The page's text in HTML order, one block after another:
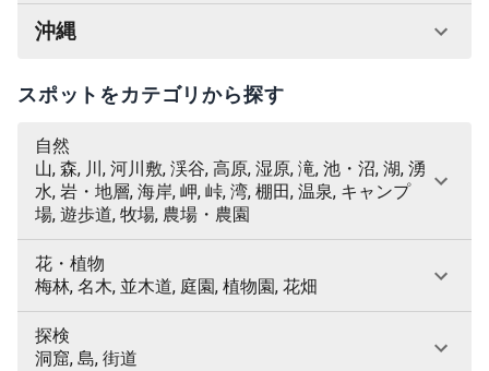
沖縄
スポットをカテゴリから探す
自然
山, 森, 川, 河川敷, 渓谷, 高原, 湿原, 滝, 池・沼, 湖, 湧
水, 岩・地層, 海岸, 岬, 峠, 湾, 棚田, 温泉, キャンプ
場, 遊歩道, 牧場, 農場・農園
花・植物
梅林, 名木, 並木道, 庭園, 植物園, 花畑
探検
洞窟, 島, 街道